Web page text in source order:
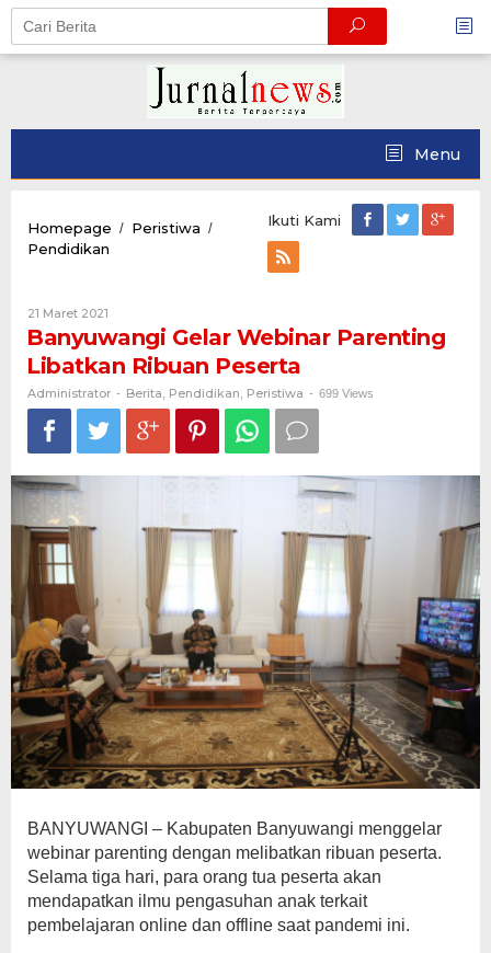
Skip
content
Menu
Homepage / Peristiwa /
Pendidikan
Libatkan
Ribuan
Peserta
Ikuti Kami
21 Maret 2021
Administrator
Banyuwangi Gelar Webinar Parenting
Libatkan Ribuan Peserta
Administrator - Berita, Pendidikan, Peristiwa - 699 Views
BANYUWANGI – Kabupaten Banyuwangi menggelar
webinar parenting dengan melibatkan ribuan peserta.
Selama tiga hari, para orang tua peserta akan
mendapatkan ilmu pengasuhan anak terkait
pembelajaran online dan offline saat pandemi ini.